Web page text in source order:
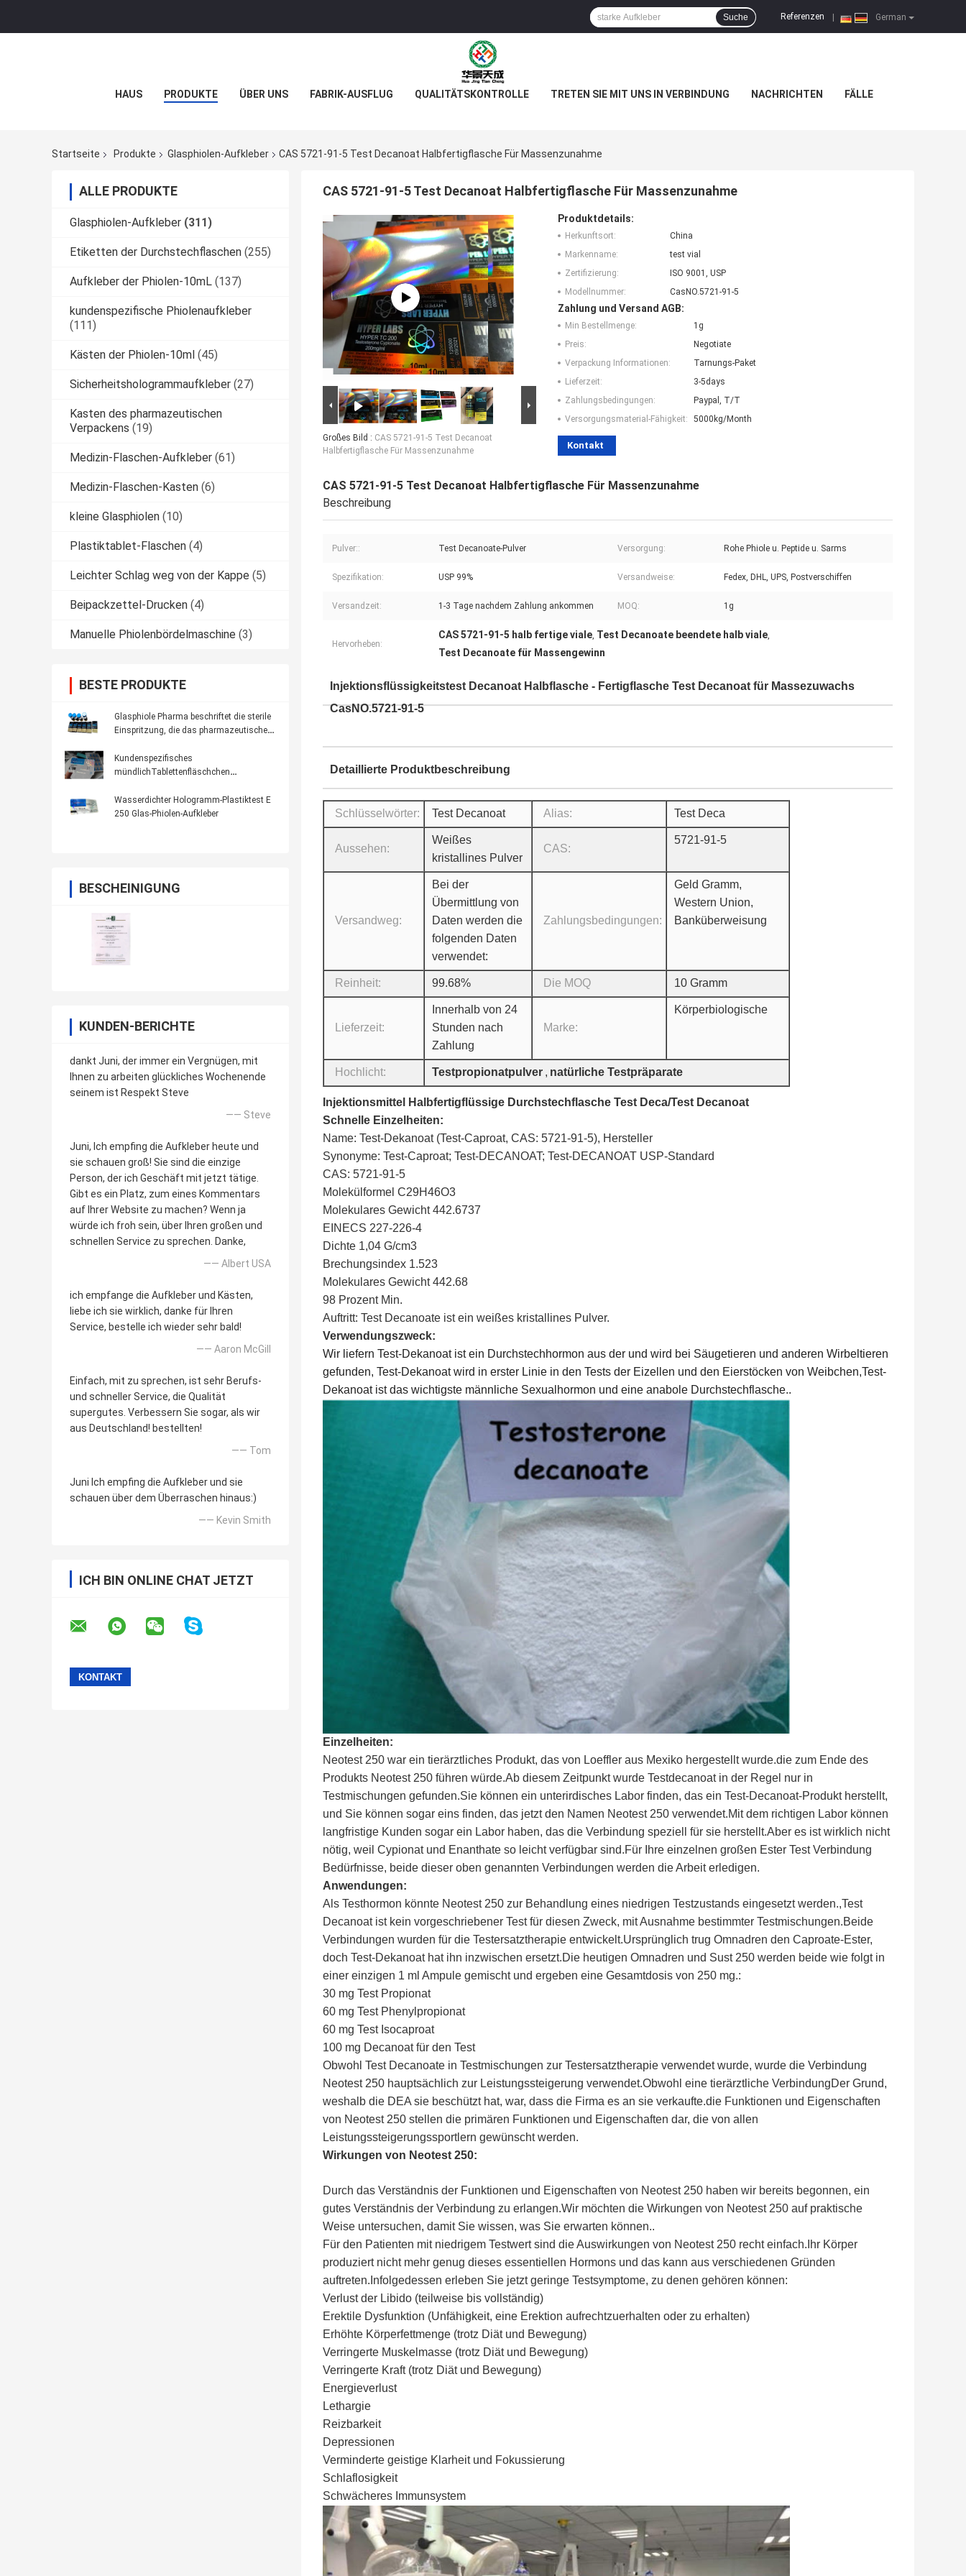
German
Referenzen
Suche
HAUS PRODUKTE ÜBER UNS FABRIK-AUSFLUG QUALITÄTSKONTROLLE TRETEN SIE MIT UNS IN VERBINDUNG NACHRICHTEN FÄLLE
Startseite Produkte Glasphiolen-Aufkleber CAS 5721-91-5 Test Decanoat Halbfertigflasche Für Massenzunahme
ALLE PRODUKTE
Glasphiolen-Aufkleber (311)
Etiketten der Durchstechflaschen (255)
Aufkleber der Phiolen-10mL (137)
kundenspezifische Phiolenaufkleber
(111)
Kästen der Phiolen-10ml (45)
Sicherheitshologrammaufkleber (27)
Kasten des pharmazeutischen
Verpackens (19)
Medizin-Flaschen-Aufkleber (61)
Medizin-Flaschen-Kasten (6)
kleine Glasphiolen (10)
Plastiktablet-Flaschen (4)
Leichter Schlag weg von der Kappe (5)
Beipackzettel-Drucken (4)
Manuelle Phiolenbördelmaschine (3)
BESTE PRODUKTE
Glasphiole Pharma beschriftet die sterile
Einspritzung, die das pharmazeutische
Kundenspezifisches
mündlichTablettenfläschchen
32mm anti- gefälschtes Drucken
Wasserdichter Hologramm-Plastiktest E
250 Glas-Phiolen-Aufkleber
BESCHEINIGUNG
KUNDEN-BERICHTE
dankt Juni, der immer ein Vergnügen, mit
Ihnen zu arbeiten glückliches Wochenende
seinem ist Respekt Steve
—— Steve
Juni, Ich empfing die Aufkleber heute und
sie schauen groß! Sie sind die einzige
Person, der ich Geschäft mit jetzt tätige.
Gibt es ein Platz, zum eines Kommentars
auf Ihrer Website zu machen? Wenn ja
würde ich froh sein, über Ihren großen und
schnellen Service zu sprechen. Danke,
—— Albert USA
ich empfange die Aufkleber und Kästen,
liebe ich sie wirklich, danke für Ihren
Service, bestelle ich wieder sehr bald!
—— Aaron McGill
Einfach, mit zu sprechen, ist sehr Berufs-
und schneller Service, die Qualität
supergutes. Verbessern Sie sogar, als wir
aus Deutschland! bestellten!
—— Tom
Juni Ich empfing die Aufkleber und sie
schauen über dem Überraschen hinaus:)
—— Kevin Smith
ICH BIN ONLINE CHAT JETZT
CAS 5721-91-5 Test Decanoat Halbfertigflasche Für Massenzunahme
Großes Bild : CAS 5721-91-5 Test Decanoat
Halbfertigflasche Für Massenzunahme
Produktdetails:
Herkunftsort:
China
Markenname:
test vial
Zertifizierung:
ISO 9001, USP
Modellnummer:
CasNO.5721-91-5
Zahlung und Versand AGB:
Min Bestellmenge:
1g
Preis:
Negotiate
Verpackung Informationen:
Tarnungs-Paket
Lieferzeit:
3-5days
Zahlungsbedingungen:
Paypal, T/T
Versorgungsmaterial-Fähigkeit:
5000kg/Month
Kontakt
CAS 5721-91-5 Test Decanoat Halbfertigflasche Für Massenzunahme
Beschreibung
Pulver:: Test Decanoate-Pulver Versorgung: Rohe Phiole u. Peptide u. Sarms
Spezifikation: USP 99% Versandweise: Fedex, DHL, UPS, Postverschiffen
Versandzeit: 1-3 Tage nachdem Zahlung ankommen MOQ: 1g
Hervorheben:
CAS 5721-91-5 halb fertige viale, Test Decanoate beendete halb viale,
Test Decanoate für Massengewinn
Injektionsflüssigkeitstest Decanoat Halbflasche - Fertigflasche Test Decanoat für Massezuwachs
CasNO.5721-91-5
Detaillierte Produktbeschreibung
Schlüsselwörter: Test Decanoat Alias: Test Deca
Aussehen:
Weißes
kristallines Pulver
CAS:
5721-91-5
Versandweg:
Bei der
Übermittlung von
Daten werden die
folgenden Daten
verwendet:
Zahlungsbedingungen:
Geld Gramm,
Western Union,
Banküberweisung
Reinheit: 99.68% Die MOQ 10 Gramm
Lieferzeit:
Innerhalb von 24
Stunden nach
Zahlung
Marke:
Körperbiologische
Hochlicht: Testpropionatpulver , natürliche Testpräparate
Injektionsmittel Halbfertigflüssige Durchstechflasche Test Deca/Test Decanoat
Schnelle Einzelheiten:
Name: Test-Dekanoat (Test-Caproat, CAS: 5721-91-5), Hersteller
Synonyme: Test-Caproat; Test-DECANOAT; Test-DECANOAT USP-Standard
CAS: 5721-91-5
Molekülformel C29H46O3
Molekulares Gewicht 442.6737
EINECS 227-226-4
Dichte 1,04 G/cm3
Brechungsindex 1.523
Molekulares Gewicht 442.68
98 Prozent Min.
Auftritt: Test Decanoate ist ein weißes kristallines Pulver.
Verwendungszweck:
Wir liefern Test-Dekanoat ist ein Durchstechhormon aus der und wird bei Säugetieren und anderen Wirbeltieren
gefunden, Test-Dekanoat wird in erster Linie in den Tests der Eizellen und den Eierstöcken von Weibchen,Test-
Dekanoat ist das wichtigste männliche Sexualhormon und eine anabole Durchstechflasche..
Einzelheiten:
Neotest 250 war ein tierärztliches Produkt, das von Loeffler aus Mexiko hergestellt wurde.die zum Ende des
Produkts Neotest 250 führen würde.Ab diesem Zeitpunkt wurde Testdecanoat in der Regel nur in
Testmischungen gefunden.Sie können ein unterirdisches Labor finden, das ein Test-Decanoat-Produkt herstellt,
und Sie können sogar eins finden, das jetzt den Namen Neotest 250 verwendet.Mit dem richtigen Labor können
langfristige Kunden sogar ein Labor haben, das die Verbindung speziell für sie herstellt.Aber es ist wirklich nicht
nötig, weil Cypionat und Enanthate so leicht verfügbar sind.Für Ihre einzelnen großen Ester Test Verbindung
Bedürfnisse, beide dieser oben genannten Verbindungen werden die Arbeit erledigen.
Anwendungen:
Als Testhormon könnte Neotest 250 zur Behandlung eines niedrigen Testzustands eingesetzt werden.,Test
Decanoat ist kein vorgeschriebener Test für diesen Zweck, mit Ausnahme bestimmter Testmischungen.Beide
Verbindungen wurden für die Testersatztherapie entwickelt.Ursprünglich trug Omnadren den Caproate-Ester,
doch Test-Dekanoat hat ihn inzwischen ersetzt.Die heutigen Omnadren und Sust 250 werden beide wie folgt in
einer einzigen 1 ml Ampule gemischt und ergeben eine Gesamtdosis von 250 mg.:
30 mg Test Propionat
60 mg Test Phenylpropionat
60 mg Test Isocaproat
100 mg Decanoat für den Test
Obwohl Test Decanoate in Testmischungen zur Testersatztherapie verwendet wurde, wurde die Verbindung
Neotest 250 hauptsächlich zur Leistungssteigerung verwendet.Obwohl eine tierärztliche VerbindungDer Grund,
weshalb die DEA sie beschützt hat, war, dass die Firma es an sie verkaufte.die Funktionen und Eigenschaften
von Neotest 250 stellen die primären Funktionen und Eigenschaften dar, die von allen
Leistungssteigerungssportlern gewünscht werden.
Wirkungen von Neotest 250:
Durch das Verständnis der Funktionen und Eigenschaften von Neotest 250 haben wir bereits begonnen, ein
gutes Verständnis der Verbindung zu erlangen.Wir möchten die Wirkungen von Neotest 250 auf praktische
Weise untersuchen, damit Sie wissen, was Sie erwarten können..
Für den Patienten mit niedrigem Testwert sind die Auswirkungen von Neotest 250 recht einfach.Ihr Körper
produziert nicht mehr genug dieses essentiellen Hormons und das kann aus verschiedenen Gründen
auftreten.Infolgedessen erleben Sie jetzt geringe Testsymptome, zu denen gehören können:
Verlust der Libido (teilweise bis vollständig)
Erektile Dysfunktion (Unfähigkeit, eine Erektion aufrechtzuerhalten oder zu erhalten)
Erhöhte Körperfettmenge (trotz Diät und Bewegung)
Verringerte Muskelmasse (trotz Diät und Bewegung)
Verringerte Kraft (trotz Diät und Bewegung)
Energieverlust
Lethargie
Reizbarkeit
Depressionen
Verminderte geistige Klarheit und Fokussierung
Schlaflosigkeit
Schwächeres Immunsystem